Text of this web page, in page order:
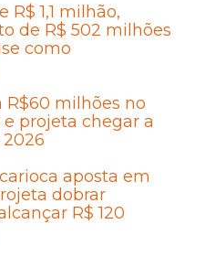
R$ 1,1 milhão,
de R$ 502 milhões
como
R$60 milhões no
projeta chegar a
aposta em
dobrar
R$ 120